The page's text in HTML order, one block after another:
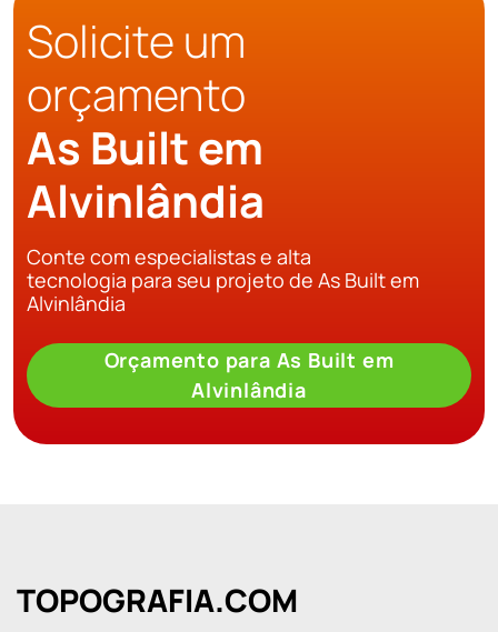
Solicite um
orçamento
As Built em
Alvinlândia
Conte com especialistas e alta
tecnologia para seu projeto de As Built em
Alvinlândia
Orçamento para As Built em
Alvinlândia
TOPOGRAFIA.COM